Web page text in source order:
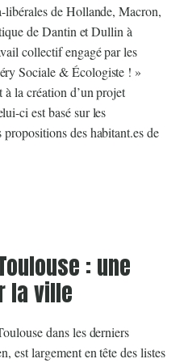
libérales de Hollande, Macron,
de Dantin et Dullin à
collectif engagé par les
Sociale & Écologiste ! »
à la création d’un projet
ci est basé sur les
des habitant.es de
: une
la ville
dans les derniers
est largement en tête des listes